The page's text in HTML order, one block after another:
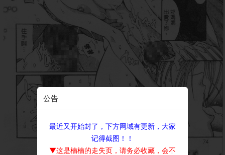
公告
最近又开始封了，下方网域有更新，大家
记得截图！！
▼这是楠楠的走失页，请务必收藏，会不